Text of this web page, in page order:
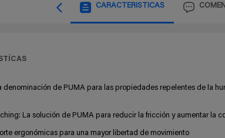
CARACTERISTICAS
denominación de PUMA para las propiedades repelentes de la
La solución de PUMA para reducir la fricción y aumentar la
ergonómicas para una mayor libertad de movimiento